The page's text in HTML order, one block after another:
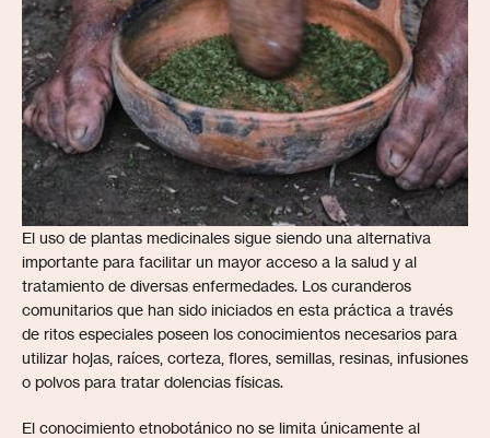
El uso de plantas medicinales sigue siendo una alternativa
importante para facilitar un mayor acceso a la salud y al
tratamiento de diversas enfermedades. Los curanderos
comunitarios que han sido iniciados en esta práctica a través
de ritos especiales poseen los conocimientos necesarios para
utilizar hojas, raíces, corteza, flores, semillas, resinas, infusiones
o polvos para tratar dolencias físicas.
El conocimiento etnobotánico no se limita únicamente al